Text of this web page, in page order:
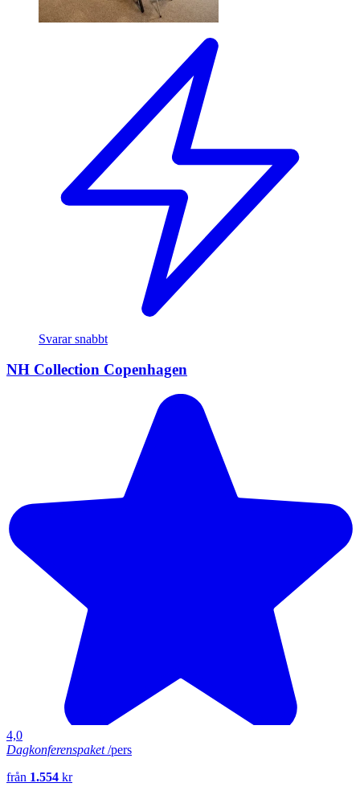
Svarar snabbt
NH Collection Copenhagen
4,0
Dagkonferenspaket/pers
från 1.554 kr